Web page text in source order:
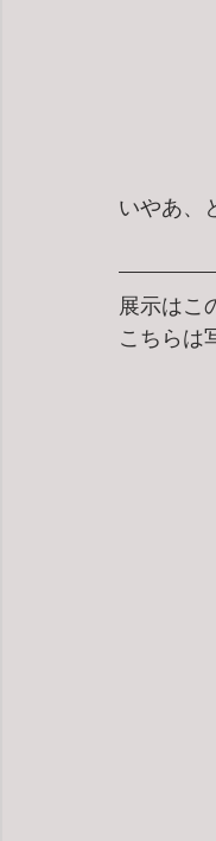
いやあ、
展示はこ
こちらは